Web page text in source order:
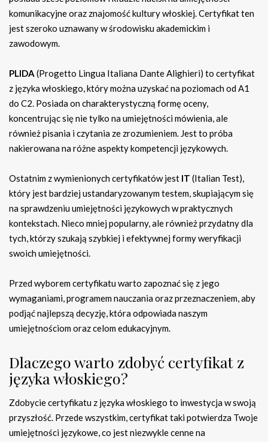
komunikacyjne oraz znajomość kultury włoskiej. Certyfikat ten
jest szeroko uznawany w środowisku akademickim i
zawodowym.
PLIDA (Progetto Lingua Italiana Dante Alighieri) to certyfikat
z języka włoskiego, który można uzyskać na poziomach od A1
do C2. Posiada on charakterystyczną formę oceny,
koncentrując się nie tylko na umiejętności mówienia, ale
również pisania i czytania ze zrozumieniem. Jest to próba
nakierowana na różne aspekty kompetencji językowych.
Ostatnim z wymienionych certyfikatów jest IT (Italian Test),
który jest bardziej ustandaryzowanym testem, skupiającym się
na sprawdzeniu umiejętności językowych w praktycznych
kontekstach. Nieco mniej popularny, ale również przydatny dla
tych, którzy szukają szybkiej i efektywnej formy weryfikacji
swoich umiejętności.
Przed wyborem certyfikatu warto zapoznać się z jego
wymaganiami, programem nauczania oraz przeznaczeniem, aby
podjąć najlepszą decyzję, która odpowiada naszym
umiejętnościom oraz celom edukacyjnym.
Dlaczego warto zdobyć certyfikat z
języka włoskiego?
Zdobycie certyfikatu z języka włoskiego to inwestycja w swoją
przyszłość. Przede wszystkim, certyfikat taki potwierdza Twoje
umiejętności językowe, co jest niezwykle cenne na